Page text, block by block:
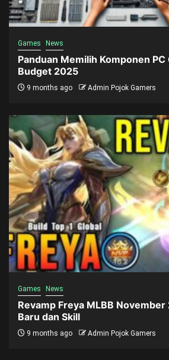
Games News
Panduan Memilih Komponen PC
Budget 2025
9 months ago Admin Pojok Gamers
Games News
Revamp Freya MLBB
Baru dan Skill
9 months ago Admin Pojok Gamers